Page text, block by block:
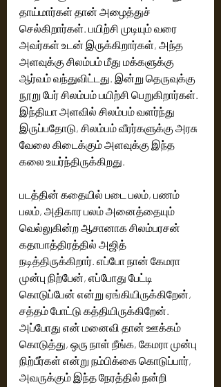
தாய்மார்கள் தான் அழைத்துச்
செல்கிறார்கள். பயிற்சி முடியும் வரை
அவர்கள் உடன் இருக்கிறார்கள், அந்த
அளவுக்கு சிலம்பம் மீது மக்களுக்கு
ஆர்வம் வந்துவிட்டது. இன்று தெருவுக்கு
நூறு பேர் சிலம்பம் பயிற்சி பெறுகிறார்கள்.
இந்தியா அளவில் சிலம்பம் வளர்ந்து
இருப்பதோடு, சிலம்பம் வீரர்களுக்கு அரசு
வேலை கிடைக்கும் அளவுக்கு இந்த
கலை உயர்ந்திருக்கிறது.
படத்தின் கதையில் படை பலம், பணம்
பலம், அதிகார பலம் அனைத்தையும்
வெல்லுகின்ற ஆசானாக சிலம்பரசன்
கதாபாத்திரத்தில் அஜித்
நடித்திருக்கிறார். எப்போ நான் கேமரா
முன்பு நிற்பேன், எப்போது பேட்டி
கொடுப்பேன் என்று ஏங்கியிருக்கிறேன்,
சத்தம் போட்டு கத்தியிருக்கிறேன்.
அப்போது என் மனைவி தான் ஊக்கம்
கொடுத்து, ஒரு நாள் நீங்க, கேமரா முன்பு
நிற்பீர்கள் என்று நம்பிக்கை கொடுப்பார்,
அவருக்கும் இந்த நேரத்தில் நன்றி